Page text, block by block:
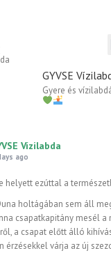
GYVSE
Gyere és
Vízilabda
ago
helyett ezúttal a
holtágában sem áll
csapatkapitány mesél a
a csapat előtt álló
érzésekkel várja az új